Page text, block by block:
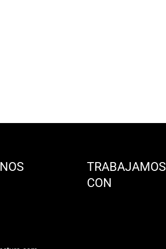
TRABAJAMOS
CON